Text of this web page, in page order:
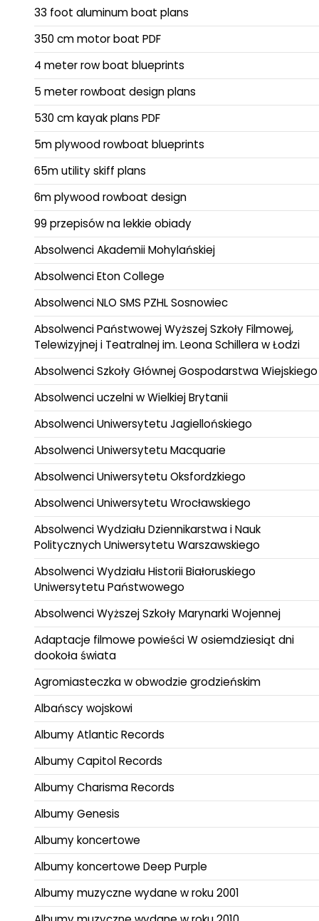
33 foot aluminum boat plans
350 cm motor boat PDF
4 meter row boat blueprints
5 meter rowboat design plans
530 cm kayak plans PDF
5m plywood rowboat blueprints
65m utility skiff plans
6m plywood rowboat design
99 przepisów na lekkie obiady
Absolwenci Akademii Mohylańskiej
Absolwenci Eton College
Absolwenci NLO SMS PZHL Sosnowiec
Absolwenci Państwowej Wyższej Szkoły Filmowej,
Telewizyjnej i Teatralnej im. Leona Schillera w Łodzi
Absolwenci Szkoły Głównej Gospodarstwa Wiejskiego
Absolwenci uczelni w Wielkiej Brytanii
Absolwenci Uniwersytetu Jagiellońskiego
Absolwenci Uniwersytetu Macquarie
Absolwenci Uniwersytetu Oksfordzkiego
Absolwenci Uniwersytetu Wrocławskiego
Absolwenci Wydziału Dziennikarstwa i Nauk
Politycznych Uniwersytetu Warszawskiego
Absolwenci Wydziału Historii Białoruskiego
Uniwersytetu Państwowego
Absolwenci Wyższej Szkoły Marynarki Wojennej
Adaptacje filmowe powieści W osiemdziesiąt dni
dookoła świata
Agromiasteczka w obwodzie grodzieńskim
Albańscy wojskowi
Albumy Atlantic Records
Albumy Capitol Records
Albumy Charisma Records
Albumy Genesis
Albumy koncertowe
Albumy koncertowe Deep Purple
Albumy muzyczne wydane w roku 2001